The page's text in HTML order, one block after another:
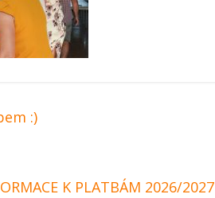
:)
K PLATBÁM 2026/2027